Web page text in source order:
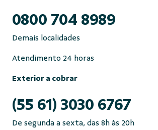
0800 704 8989
Demais localidades
Atendimento 24 horas
Exterior a cobrar
(55 61) 3030 6767
De segunda a sexta, das 8h às 20h